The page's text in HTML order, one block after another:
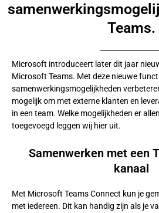
Teams.
Microsoft introduceert later dit jaar
Microsoft Teams. Met deze nieuwe
samenwerkingsmogelijkheden
mogelijk om met externe klanten en
in een team. Welke mogelijkheden er
toegevoegd leggen wij hier uit.
Samenwerken met een
kanaal
Met Microsoft Teams Connect kun je
met iedereen. Dit kan handig zijn als je